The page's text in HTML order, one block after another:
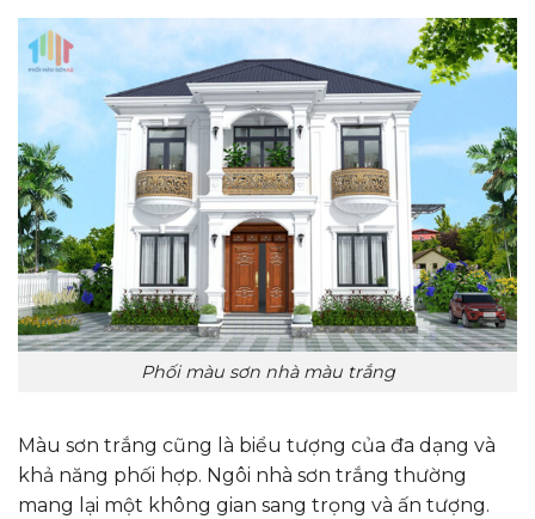
Phối màu sơn nhà màu trắng
Màu sơn trắng cũng là biểu tượng của đa dạng và
khả năng phối hợp. Ngôi nhà sơn trắng thường
mang lại một không gian sang trọng và ấn tượng.